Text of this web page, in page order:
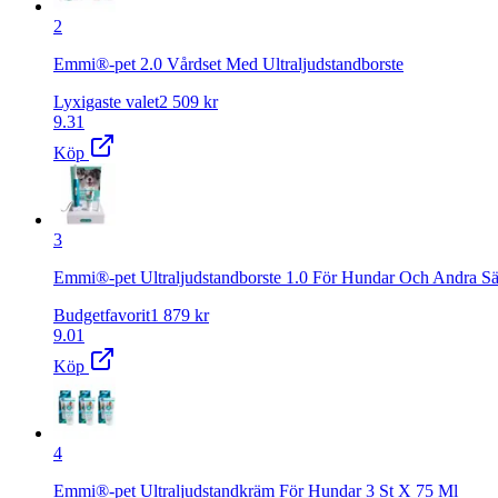
2
Emmi®-pet 2.0 Vårdset Med Ultraljudstandborste
Lyxigaste valet2 509 kr
9.31
Köp
3
Emmi®-pet Ultraljudstandborste 1.0 För Hundar Och Andra
Budgetfavorit1 879 kr
9.01
Köp
4
Emmi®-pet Ultraljudstandkräm För Hundar 3 St X 75 Ml